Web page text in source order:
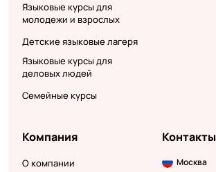
Языковые курсы для
молодежи и взрослых
Детские языковые лагеря
Языковые курсы для
деловых людей
Семейные курсы
Компания
О компании
Контакты
Москва